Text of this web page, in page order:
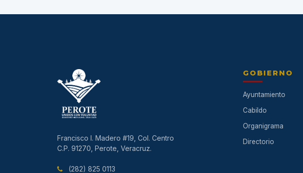
Francisco I. Madero #19, Col. Centro
C.P. 91270, Perote, Veracruz.
(282) 825 0113
GOBIERNO
Ayuntamiento
Cabildo
Organigrama
Directorio